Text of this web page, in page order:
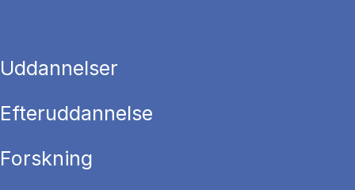
Uddannelser
Efteruddannelse
Forskning